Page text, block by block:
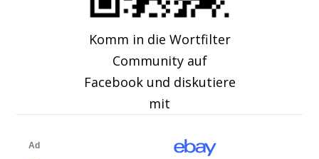
Komm in die Wortfilter
Community auf
Facebook und diskutiere
mit